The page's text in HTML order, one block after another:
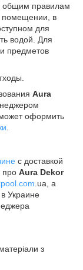
общим правилам
помещении, в
для
водой. Для
предметов
Aura
оформить
с доставкой
про Aura Dekor
.ua, а
Украине
з